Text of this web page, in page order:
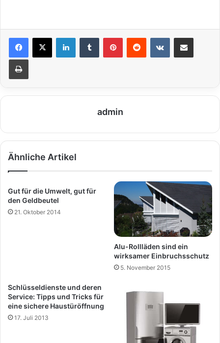
admin
Ähnliche Artikel
Gut für die Umwelt, gut für
den Geldbeutel
21. Oktober 2014
Alu-Rollläden sind ein
wirksamer Einbruchsschutz
5. November 2015
Schlüsseldienste und deren
Service: Tipps und Tricks für
eine sichere Haustüröffnung
17. Juli 2013